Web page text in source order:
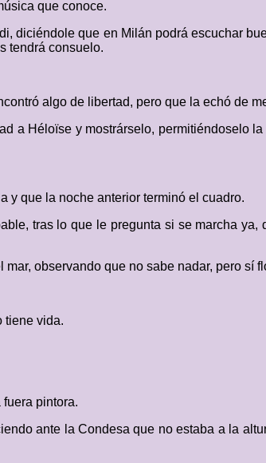
que conoce.
diciéndole que en Milán podrá escuchar
tendrá consuelo.
algo de libertad, pero que la echó de
a Héloïse y mostrárselo, permitiéndoselo
y que la noche anterior terminó el cuadro.
tras lo que le pregunta si se marcha ya,
observando que no sabe nadar, pero sí
tiene vida.
pintora.
ante la Condesa que no estaba a la